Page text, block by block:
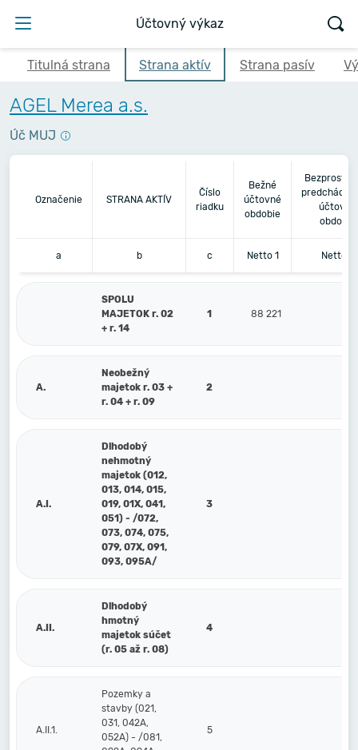
Účtovný výkaz
Titulná strana Strana aktív Strana pasív
AGEL Merea a.s.
Úč MUJ
Označenie STRANA AKTÍV
Číslo
riadku
Bežné
účtovné
obdobie
účtovné
obdobie
a b c Netto 1 Netto 2
SPOLU
MAJETOK r. 02
+ r. 14
1 88 221
A.
Neobežný
majetok r. 03 +
r. 04 + r. 09
2
A.I.
Dlhodobý
nehmotný
majetok (012,
013, 014, 015,
019, 01X, 041,
051) - /072,
073, 074, 075,
079, 07X, 091,
093, 095A/
3
A.II.
Dlhodobý
hmotný
majetok súčet
(r. 05 až r. 08)
4
A.II.1.
Pozemky a
stavby (021,
031, 042A,
052A) - /081,
5